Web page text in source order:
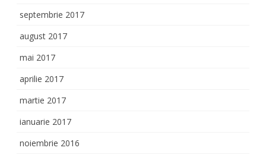
septembrie 2017
august 2017
mai 2017
aprilie 2017
martie 2017
ianuarie 2017
noiembrie 2016